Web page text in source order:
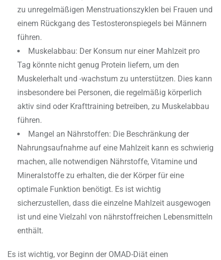
zu unregelmäßigen Menstruationszyklen bei Frauen und
einem Rückgang des Testosteronspiegels bei Männern
führen.
Muskelabbau: Der Konsum nur einer Mahlzeit pro
Tag könnte nicht genug Protein liefern, um den
Muskelerhalt und -wachstum zu unterstützen. Dies kann
insbesondere bei Personen, die regelmäßig körperlich
aktiv sind oder Krafttraining betreiben, zu Muskelabbau
führen.
Mangel an Nährstoffen: Die Beschränkung der
Nahrungsaufnahme auf eine Mahlzeit kann es schwierig
machen, alle notwendigen Nährstoffe, Vitamine und
Mineralstoffe zu erhalten, die der Körper für eine
optimale Funktion benötigt. Es ist wichtig
sicherzustellen, dass die einzelne Mahlzeit ausgewogen
ist und eine Vielzahl von nährstoffreichen Lebensmitteln
enthält.
Es ist wichtig, vor Beginn der OMAD-Diät einen